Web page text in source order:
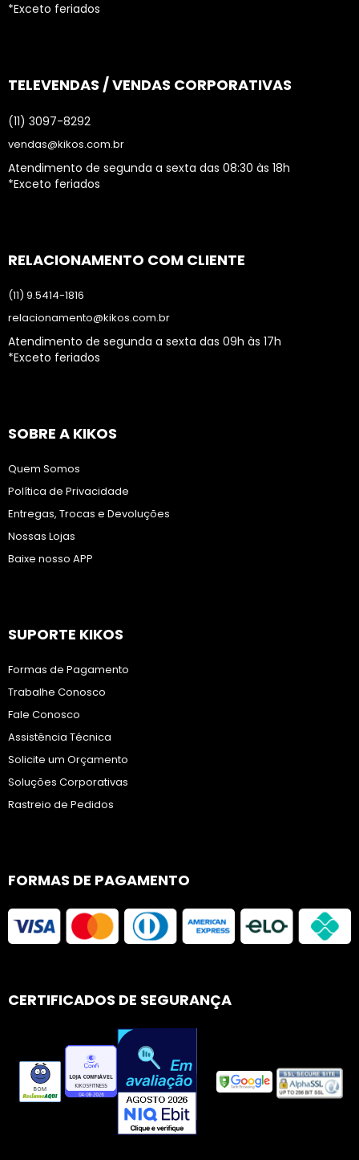
*Exceto feriados
TELEVENDAS / VENDAS CORPORATIVAS
(11) 3097-8292
vendas@kikos.com.br
Atendimento de segunda a sexta das 08:30 às 18h
*Exceto feriados
RELACIONAMENTO COM CLIENTE
(11) 9.5414-1816
relacionamento@kikos.com.br
Atendimento de segunda a sexta das 09h às 17h
*Exceto feriados
SOBRE A KIKOS
Quem Somos
Política de Privacidade
Entregas, Trocas e Devoluções
Nossas Lojas
Baixe nosso APP
SUPORTE KIKOS
Formas de Pagamento
Trabalhe Conosco
Fale Conosco
Assistência Técnica
Solicite um Orçamento
Soluções Corporativas
Rastreio de Pedidos
FORMAS DE PAGAMENTO
CERTIFICADOS DE SEGURANÇA